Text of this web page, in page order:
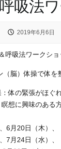
吸法
2019年6月6日
呼吸法ワークシ
（脳）体操で体
体の緊張がほぐ
想に興味のある
6月20日（木）、
7月24日（水）、